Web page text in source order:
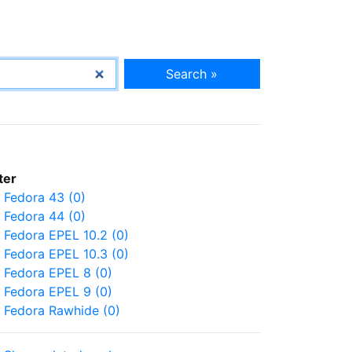
Search »
Fedora 43 (0)
Fedora 44 (0)
Fedora EPEL 10.2 (0)
Fedora EPEL 10.3 (0)
Fedora EPEL 8 (0)
Fedora EPEL 9 (0)
Fedora Rawhide (0)